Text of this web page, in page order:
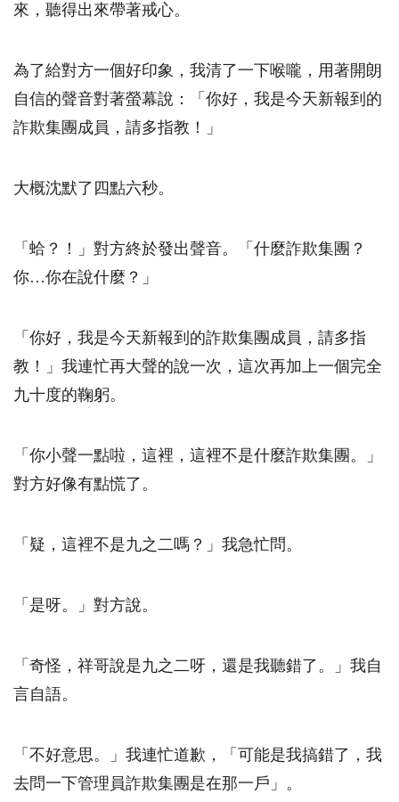
來，聽得出來帶著戒心。
為了給對方一個好印象，我清了一下喉嚨，用著開朗
自信的聲音對著螢幕說：「你好，我是今天新報到的
詐欺集團成員，請多指教！」
大概沈默了四點六秒。
「蛤？！」對方終於發出聲音。「什麼詐欺集團？
你…你在說什麼？」
「你好，我是今天新報到的詐欺集團成員，請多指
教！」我連忙再大聲的說一次，這次再加上一個完全
九十度的鞠躬。
「你小聲一點啦，這裡，這裡不是什麼詐欺集團。」
對方好像有點慌了。
「疑，這裡不是九之二嗎？」我急忙問。
「是呀。」對方說。
「奇怪，祥哥說是九之二呀，還是我聽錯了。」我自
言自語。
「不好意思。」我連忙道歉，「可能是我搞錯了，我
去問一下管理員詐欺集團是在那一戶」。